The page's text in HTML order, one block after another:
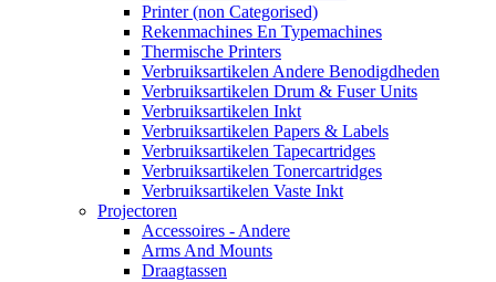
Printer (non Categorised)
Rekenmachines En Typemachines
Thermische Printers
Verbruiksartikelen Andere Benodigdheden
Verbruiksartikelen Drum & Fuser Units
Verbruiksartikelen Inkt
Verbruiksartikelen Papers & Labels
Verbruiksartikelen Tapecartridges
Verbruiksartikelen Tonercartridges
Verbruiksartikelen Vaste Inkt
Projectoren
Accessoires - Andere
Arms And Mounts
Draagtassen